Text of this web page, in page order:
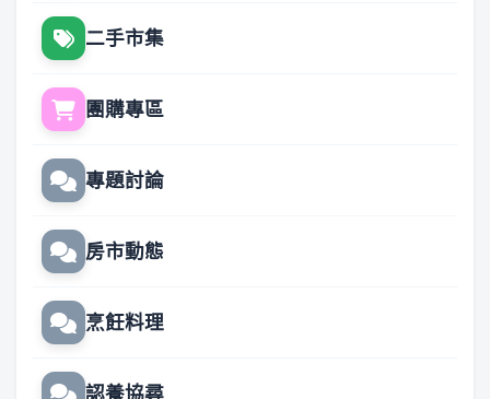
二手市集
團購專區
專題討論
房市動態
烹飪料理
認養協尋